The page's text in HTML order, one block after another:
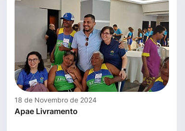
18 de Novembro de 2024
Apae Livramento